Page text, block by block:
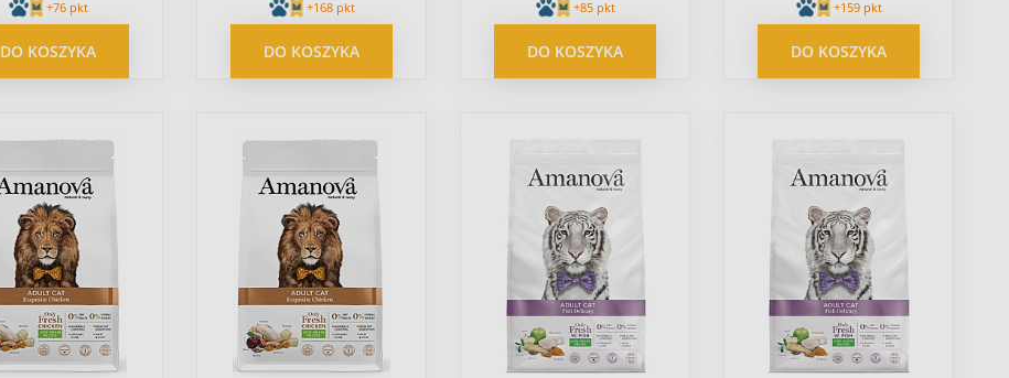
+76 pkt
DO KOSZYKA
+168 pkt
DO KOSZYKA
+85 pkt
DO KOSZYKA
+159 pkt
DO KOSZYKA